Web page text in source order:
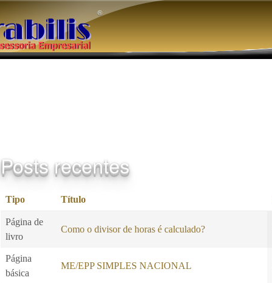
®️
Posts recentes
Tipo Título
Página de
livro
Como o divisor de horas é calculado?
Página
básica
ME/EPP SIMPLES NACIONAL